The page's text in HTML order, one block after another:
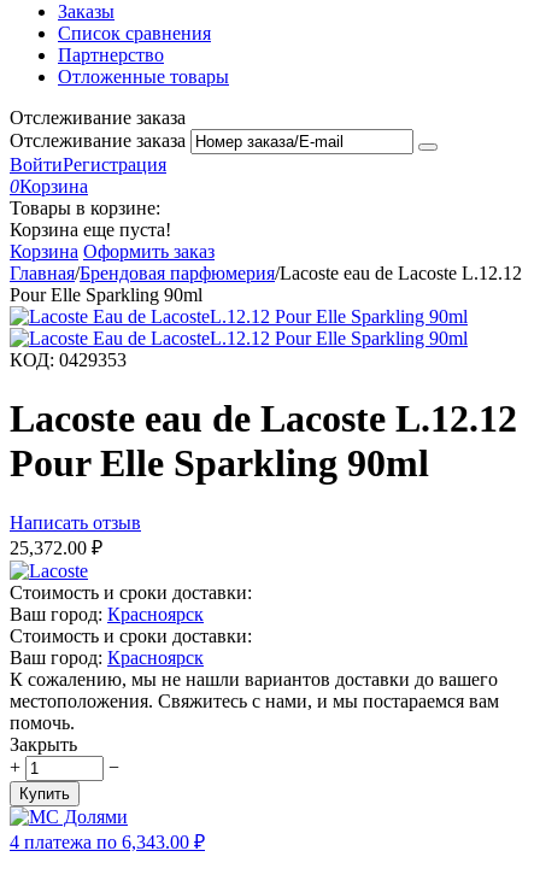
Заказы
Список сравнения
Партнерство
Отложенные товары
Отслеживание заказа
Отслеживание заказа
ВойтиРегистрация
0Корзина
Товары в корзине:
Корзина еще пуста!
Корзина Оформить заказ
Главная/Брендовая парфюмерия/Lacoste eau de Lacoste L.12.12
Pour Elle Sparkling 90ml
КОД: 0429353
Lacoste eau de Lacoste L.12.12
Pour Elle Sparkling 90ml
Написать отзыв
25,372.00 ₽
Стоимость и сроки доставки:
Ваш город: Красноярск
Стоимость и сроки доставки:
Ваш город: Красноярск
К сожалению, мы не нашли вариантов доставки до вашего
местоположения. Свяжитесь с нами, и мы постараемся вам
помочь.
Закрыть
+
−
Купить
4 платежа по 6,343.00 ₽